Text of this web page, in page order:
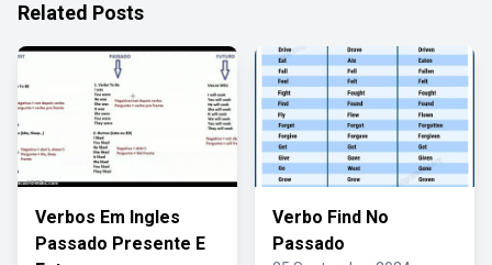
Related Posts
Verbos Em Ingles
Passado Presente E
Verbo Find No
Passado